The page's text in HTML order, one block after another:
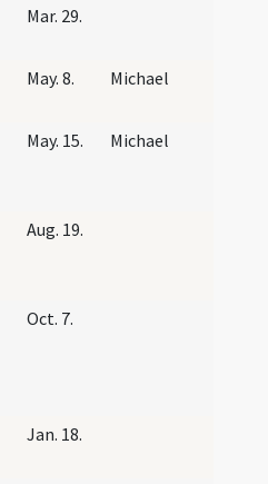
Mar. 29.
May. 8. Michael
May. 15. Michael
Aug. 19.
Oct. 7.
Jan. 18.